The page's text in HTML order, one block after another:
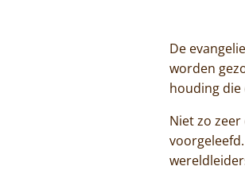
De
worden
houding die
Niet zo